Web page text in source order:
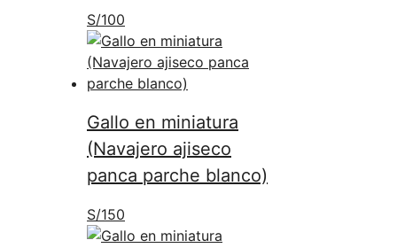
S/100
Gallo en miniatura
(Navajero ajiseco
panca parche blanco)
S/150